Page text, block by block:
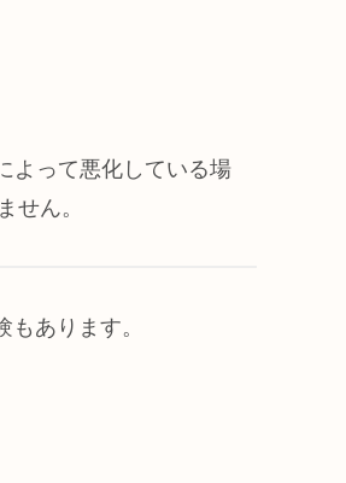
よって悪化している場
せん。
あります。